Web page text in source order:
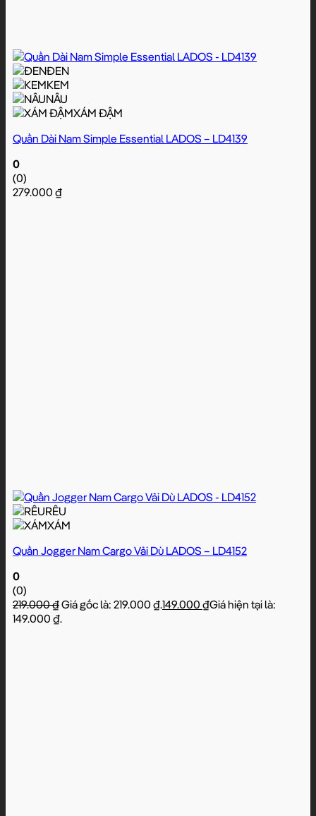
ĐEN
KEM
NÂU
XÁM ĐẬM
Quần Dài Nam Simple Essential LADOS – LD4139
0
(0)
279.000 ₫
RÊU
XÁM
Quần Jogger Nam Cargo Vải Dù LADOS – LD4152
0
(0)
219.000₫Giá gốc là: 219.000 ₫.149.000 ₫Giá hiện tại là:
149.000 ₫.